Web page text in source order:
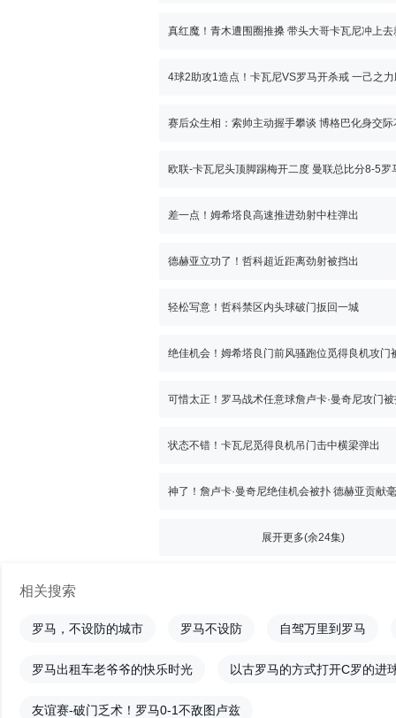
真红魔！青木遭围圈推搡 带头大哥卡瓦尼冲上去
赛后众生相：索帅主动握手攀谈 博格巴化身交际
差一点！姆希塔良高速推进劲射中柱弹出
德赫亚立功了！哲科超近距离劲射被挡出
轻松写意！哲科禁区内头球破门扳回一城
绝佳机会！姆希塔良门前风骚跑位觅得良机攻门
可惜太正！罗马战术任意球詹卢卡·曼奇尼攻门
状态不错！卡瓦尼觅得良机吊门击中横梁弹出
展开更多(余24集)
相关搜索
罗马，不设防的城市 罗马不设防 自驾万里到罗马
罗马出租车老爷爷的快乐时光 以古罗马的方式打开C罗的进
友谊赛-破门乏术！罗马0-1不敌图卢兹